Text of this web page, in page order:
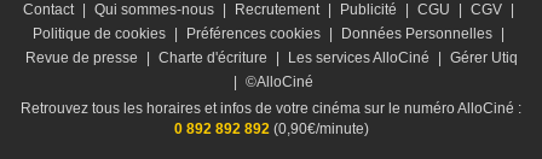
Contact Qui sommes-nous Recrutement Publicité CGU CGV
Politique de cookies
Préférences cookies Données Personnelles
Revue de presse
Charte d'écriture Les services AlloCiné
Gérer Utiq
©AlloCiné
Retrouvez tous les horaires et infos de votre cinéma sur le numéro AlloCiné :
0 892 892 892(0,90€/minute)